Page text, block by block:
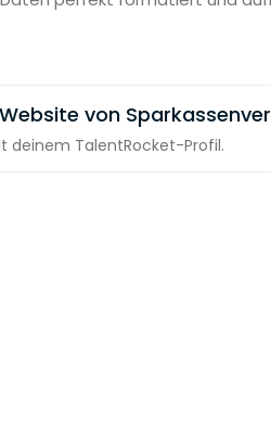
von
deinem TalentRocket-Profil.